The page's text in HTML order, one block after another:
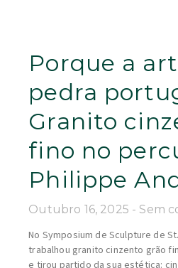
Porque a
pedra
Granito
fino no
Philippe
Outubro 16, 2025 Sem
No Symposium de Sculpture de
trabalhou granito cinzento grão